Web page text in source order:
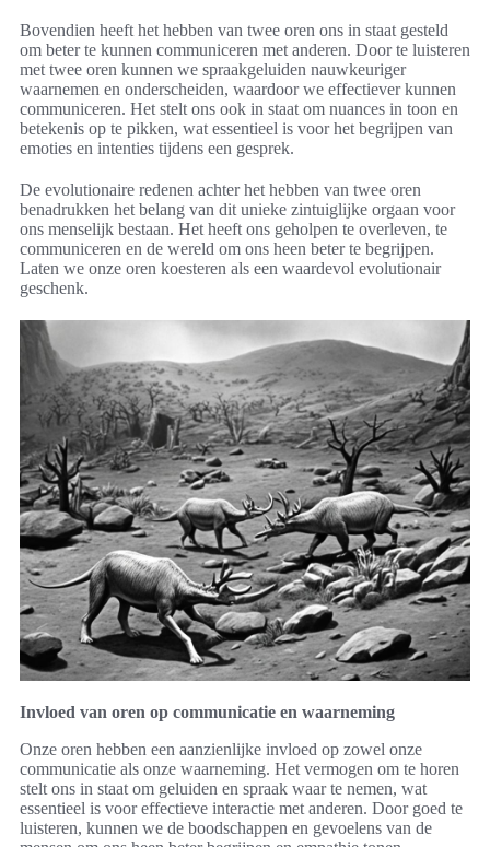
Bovendien heeft het hebben van twee oren ons in staat gesteld
om beter te kunnen communiceren met anderen. Door te luisteren
met twee oren kunnen we spraakgeluiden nauwkeuriger
waarnemen en onderscheiden, waardoor we effectiever kunnen
communiceren. Het stelt ons ook in staat om nuances in toon en
betekenis op te pikken, wat essentieel is voor het begrijpen van
emoties en intenties tijdens een gesprek.
De evolutionaire redenen achter het hebben van twee oren
benadrukken het belang van dit unieke zintuiglijke orgaan voor
ons menselijk bestaan. Het heeft ons geholpen te overleven, te
communiceren en de wereld om ons heen beter te begrijpen.
Laten we onze oren koesteren als een waardevol evolutionair
geschenk.
Invloed van oren op communicatie en waarneming
Onze oren hebben een aanzienlijke invloed op zowel onze
communicatie als onze waarneming. Het vermogen om te horen
stelt ons in staat om geluiden en spraak waar te nemen, wat
essentieel is voor effectieve interactie met anderen. Door goed te
luisteren, kunnen we de boodschappen en gevoelens van de